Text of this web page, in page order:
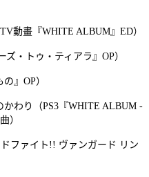
動畫『WHITE ALBUM』ED）
ズ・トゥ・ティアラ』OP）
』OP）
かわり（PS3『WHITE ALBUM -
）
ファイト!! ヴァンガード リン